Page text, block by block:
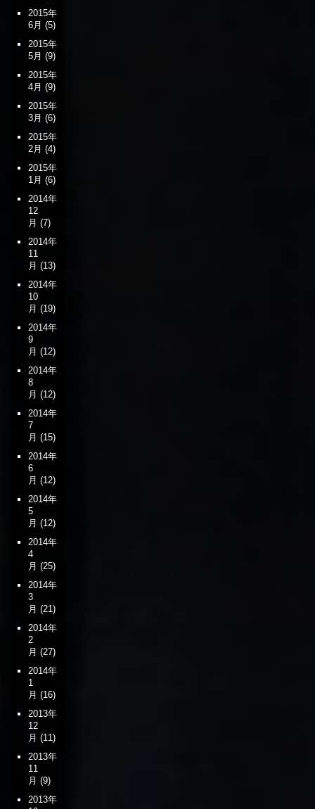
2015年
6月 (5)
2015年
5月 (9)
2015年
4月 (9)
2015年
3月 (6)
2015年
2月 (4)
2015年
1月 (6)
2014年
12
月 (7)
2014年
11
月 (13)
2014年
10
月 (19)
2014年
9
月 (12)
2014年
8
月 (12)
2014年
7
月 (15)
2014年
6
月 (12)
2014年
5
月 (12)
2014年
4
月 (25)
2014年
3
月 (21)
2014年
2
月 (27)
2014年
1
月 (16)
2013年
12
月 (11)
2013年
11
月 (9)
2013年